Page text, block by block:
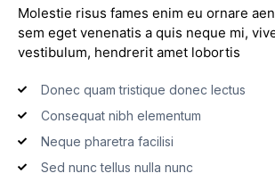
Molestie risus fames enim eu ornare
sem eget venenatis a quis neque mi,
vestibulum, hendrerit amet lobortis
Donec quam tristique donec lectus
Consequat nibh elementum
Neque pharetra facilisi
Sed nunc tellus nulla nunc